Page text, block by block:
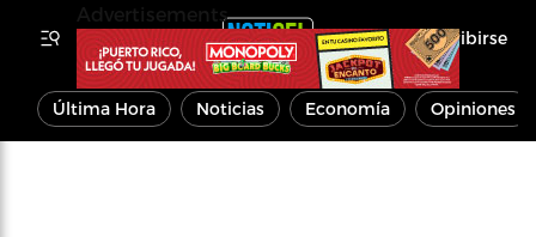
Inscribirse
Última Hora Noticias Economía Opiniones
Advertisements